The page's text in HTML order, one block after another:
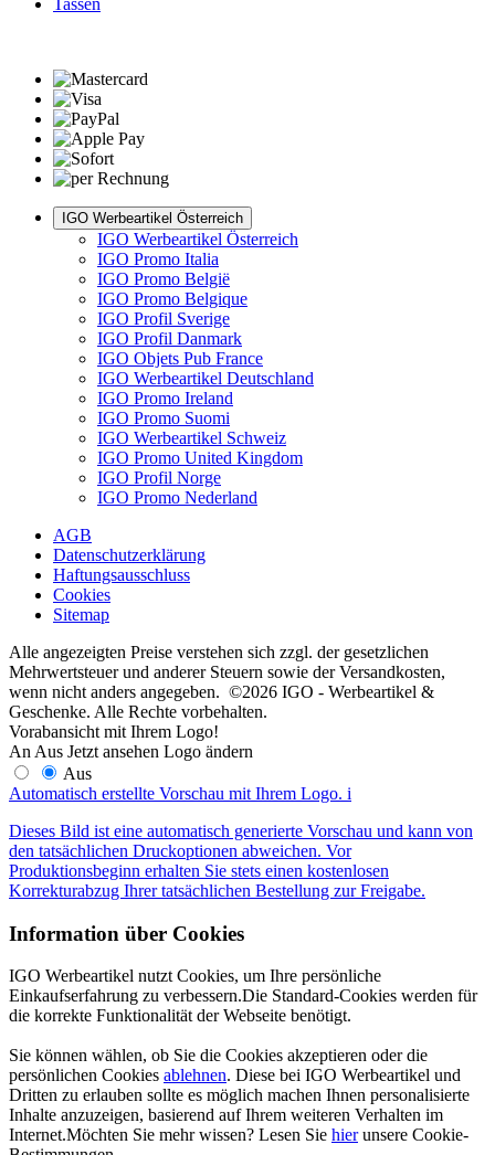
Tassen
IGO Werbeartikel Österreich
IGO Werbeartikel Österreich
IGO Promo Italia
IGO Promo België
IGO Promo Belgique
IGO Profil Sverige
IGO Profil Danmark
IGO Objets Pub France
IGO Werbeartikel Deutschland
IGO Promo Ireland
IGO Promo Suomi
IGO Werbeartikel Schweiz
IGO Promo United Kingdom
IGO Profil Norge
IGO Promo Nederland
AGB
Datenschutzerklärung
Haftungsausschluss
Cookies
Sitemap
Alle angezeigten Preise verstehen sich zzgl. der gesetzlichen
Mehrwertsteuer und anderer Steuern sowie der Versandkosten,
wenn nicht anders angegeben. ©2026 IGO - Werbeartikel &
Geschenke. Alle Rechte vorbehalten.
Vorabansicht mit Ihrem Logo!
An Aus Jetzt ansehen Logo ändern
Aus
Automatisch erstellte Vorschau mit Ihrem Logo. i
Dieses Bild ist eine automatisch generierte Vorschau und kann von
den tatsächlichen Druckoptionen abweichen. Vor
Produktionsbeginn erhalten Sie stets einen kostenlosen
Korrekturabzug Ihrer tatsächlichen Bestellung zur Freigabe.
Information über Cookies
IGO Werbeartikel nutzt Cookies, um Ihre persönliche
Einkaufserfahrung zu verbessern.Die Standard-Cookies werden für
die korrekte Funktionalität der Webseite benötigt.
Sie können wählen, ob Sie die Cookies akzeptieren oder die
persönlichen Cookies ablehnen. Diese bei IGO Werbeartikel und
Dritten zu erlauben sollte es möglich machen Ihnen personalisierte
Inhalte anzuzeigen, basierend auf Ihrem weiteren Verhalten im
Internet.Möchten Sie mehr wissen? Lesen Sie hierunsere Cookie-